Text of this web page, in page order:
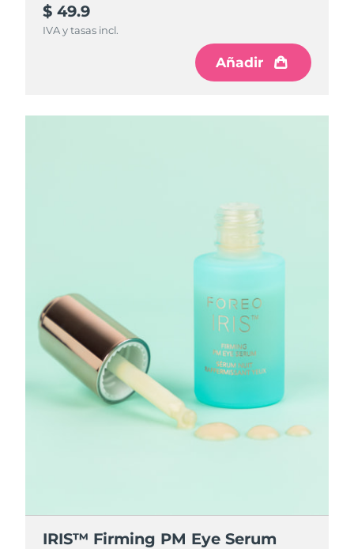
$ 49.9
IVA y tasas incl.
Añadir
IRIS™ Firming PM Eye Serum